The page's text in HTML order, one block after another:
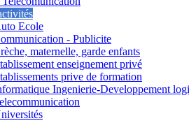
Ecole
- Publicite
maternelle, garde enfants
enseignement privé
prive de formation
Ingenierie-Developpement